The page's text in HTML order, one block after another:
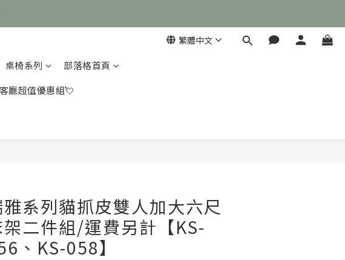
繁體中文
桌椅系列
部落格首頁
客廳超值優惠組💘
系列貓抓皮雙人加大六尺
架二件組/運費另計【KS-
、KS-058】